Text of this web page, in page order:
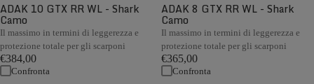
ADAK 10 GTX RR WL - Shark
Camo
Il massimo in termini di leggerezza e
protezione totale per gli scarponi
€384,00
Confronta
ADAK 8 GTX RR WL - Shark
Camo
Il massimo in termini di leggerezza e
protezione totale per gli scarponi
€365,00
Confronta